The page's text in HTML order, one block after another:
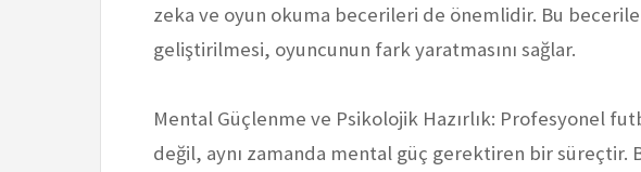
zeka ve oyun okuma becerileri de önemlidir. Bu
geliştirilmesi, oyuncunun fark yaratmasını sağlar.
Mental Güçlenme ve Psikolojik Hazırlık: Profesyonel
değil, aynı zamanda mental güç gerektiren bir süreçtir.